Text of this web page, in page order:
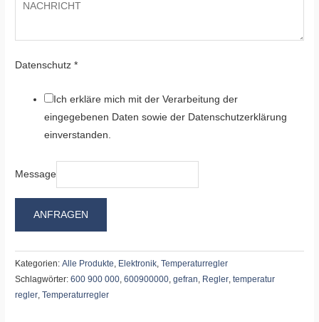
Datenschutz*
Ich erkläre mich mit der Verarbeitung der
eingegebenen Daten sowie der Datenschutzerklärung
einverstanden.
Message
ANFRAGEN
Kategorien:Alle Produkte, Elektronik,Temperaturregler
Schlagwörter:600 900 000,600900000,gefran, Regler,temperatur
regler,Temperaturregler